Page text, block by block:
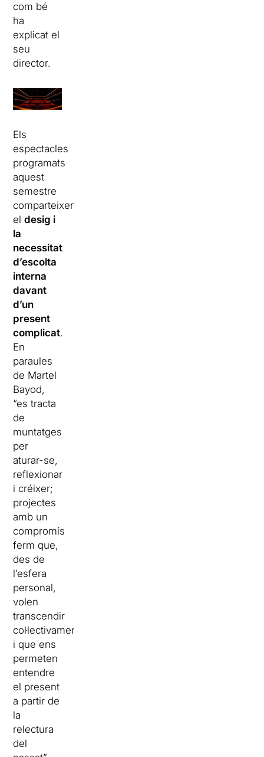
com bé
ha
explicat el
seu
director.
Els
espectacles
programats
aquest
semestre
comparteixen
eldesig i
la
necessitat
d’escolta
interna
davant
d’un
present
complicat.
En
paraules
de Martel
Bayod,
“es tracta
de
muntatges
per
aturar-se,
reflexionar
i créixer;
projectes
amb un
compromís
ferm que,
des de
l’esfera
personal,
volen
transcendir
col·lectivament
i que ens
permeten
entendre
el present
a partir de
la
relectura
del